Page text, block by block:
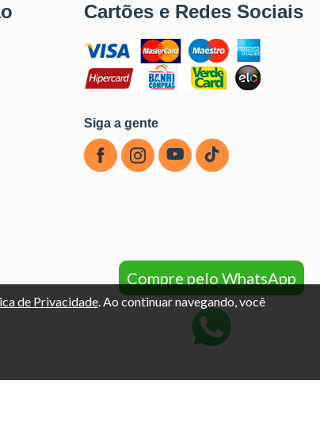
Cartões e Redes Sociais
Siga a gente
Compre pelo WhatsApp
de Privacidade. Ao continuar navegando, você